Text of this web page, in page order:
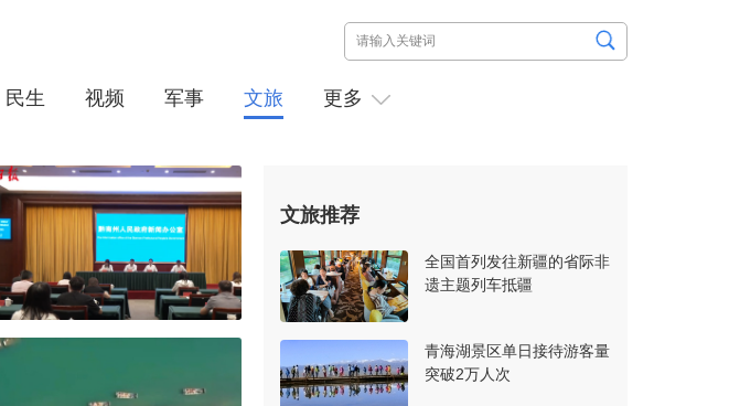
民生 视频 军事 文旅 更多
文旅推荐
全国首列发往新疆的省际非
遗主题列车抵疆
青海湖景区单日接待游客量
突破2万人次